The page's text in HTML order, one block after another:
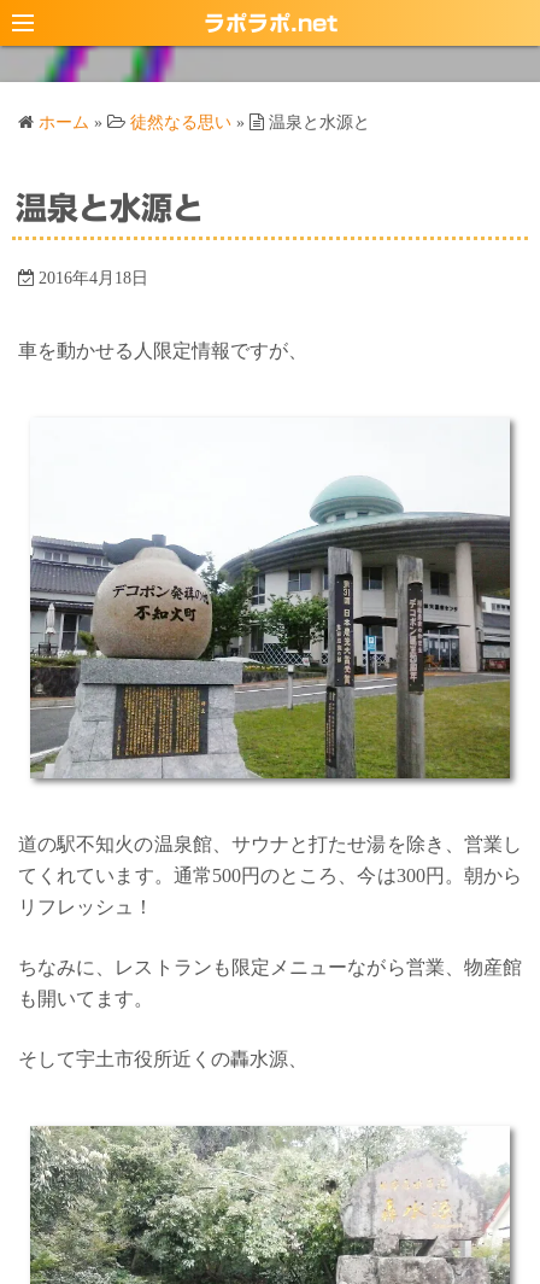
コ
ン
ス
キ
ラポラポ.net
ホーム » 徒然なる思い » 温泉と水源と
温泉と水源と
2016年4月18日
車を動かせる人限定情報ですが、
道の駅不知火の温泉館、サウナと打たせ湯を除き、営業し
てくれています。通常500円のところ、今は300円。朝から
リフレッシュ！
ちなみに、レストランも限定メニューながら営業、物産館
も開いてます。
そして宇土市役所近くの轟水源、